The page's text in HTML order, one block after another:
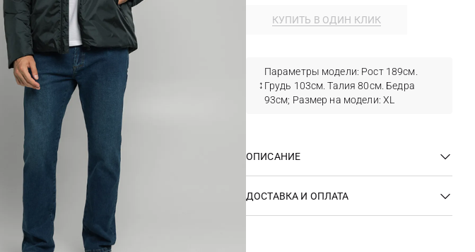
КУПИТЬ В ОДИН КЛИК
Параметры модели: Рост 189см.
Грудь 103см. Талия 80см. Бедра
93см; Размер на модели: XL
ОПИСАНИЕ
ДОСТАВКА И ОПЛАТА